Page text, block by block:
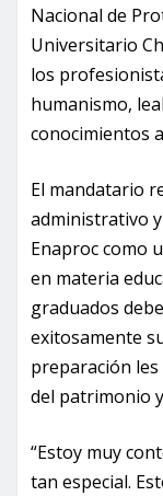
Nacional de
Universitario
los
humanismo,
conocimientos
El mandatario
administrativo
Enaproc como
en materia
graduados
exitosamente
preparación
del patrimonio
“Estoy muy
tan especial.